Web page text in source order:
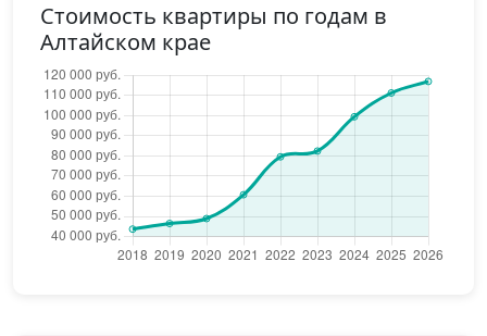
Стоимость квартиры по годам в
Алтайском крае